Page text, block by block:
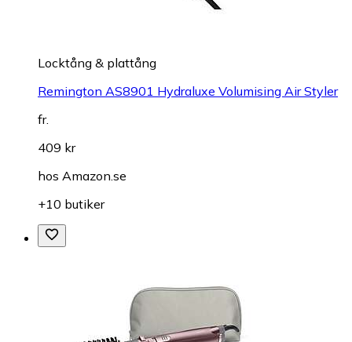
Locktång & plattång
Remington AS8901 Hydraluxe Volumising Air Styler
fr.
409 kr
hos Amazon.se
+10 butiker